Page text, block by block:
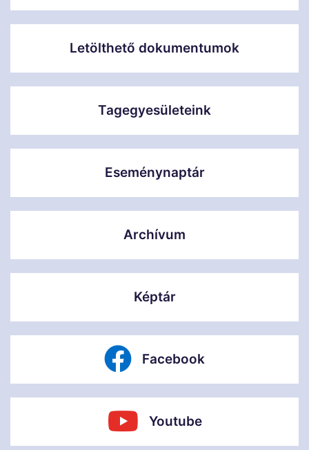
Letölthető dokumentumok
Tagegyesületeink
Eseménynaptár
Archívum
Képtár
Facebook
Youtube